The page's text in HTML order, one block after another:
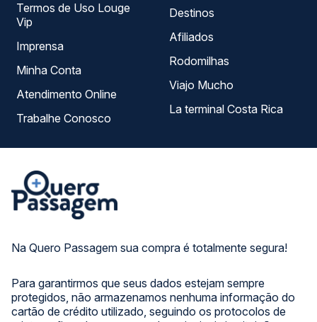
Na Quero Passagem sua compra é totalmente segura!
Para garantirmos que seus dados estejam sempre
protegidos, não armazenamos nenhuma informação do
cartão de crédito utilizado, seguindo os protocolos de
Termos de Uso Louge
Vip
Imprensa
Minha Conta
Atendimento Online
Trabalhe Conosco
Destinos
Afiliados
Rodomilhas
Viajo Mucho
La terminal Costa Rica